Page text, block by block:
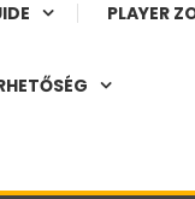
PLAYER